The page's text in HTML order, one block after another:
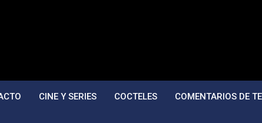
CINE Y SERIES COCTELES COMENTARIOS DE